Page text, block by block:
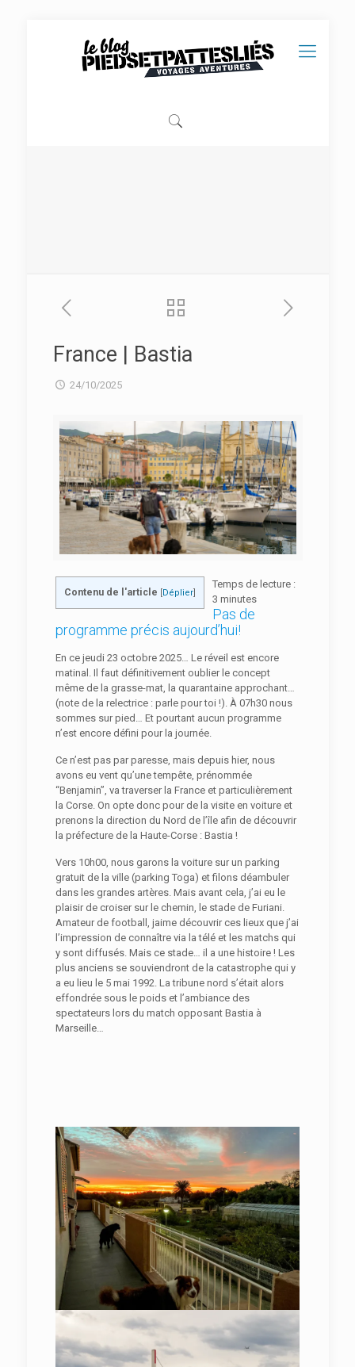
France | Bastia
24/10/2025
Contenu de l'article Déplier]
Temps de lecture :
3 minutes
Pas de
programme précis aujourd’hui!
En ce jeudi 23 octobre 2025… Le réveil est encore
matinal. Il faut définitivement oublier le concept
même de la grasse-mat, la quarantaine approchant…
(note de la relectrice : parle pour toi !). À 07h30 nous
sommes sur pied… Et pourtant aucun programme
n’est encore défini pour la journée.
Ce n’est pas par paresse, mais depuis hier, nous
avons eu vent qu’une tempête, prénommée
“Benjamin”, va traverser la France et particulièrement
la Corse. On opte donc pour de la visite en voiture et
prenons la direction du Nord de l’île afin de découvrir
la préfecture de la Haute-Corse : Bastia !
Vers 10h00, nous garons la voiture sur un parking
gratuit de la ville (parking Toga) et filons déambuler
dans les grandes artères. Mais avant cela, j’ai eu le
plaisir de croiser sur le chemin, le stade de Furiani.
Amateur de football, jaime découvrir ces lieux que j’ai
l’impression de connaître via la télé et les matchs qui
y sont diffusés. Mais ce stade… il a une histoire ! Les
plus anciens se souviendront de la catastrophe qui y
a eu lieu le 5 mai 1992. La tribune nord s’était alors
effondrée sous le poids et l’ambiance des
spectateurs lors du match opposant Bastia à
Marseille…